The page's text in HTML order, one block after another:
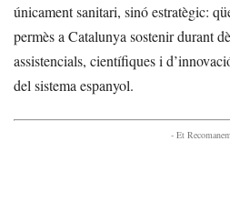
únicament sanitari, sinó estratègic:
permès a Catalunya sostenir durant
assistencials, científiques i
del sistema espanyol.
- Et